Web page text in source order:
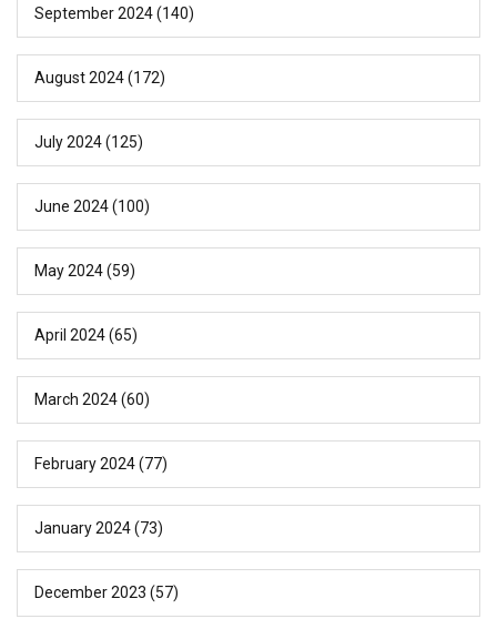
September 2024(140)
August 2024(172)
July 2024(125)
June 2024(100)
May 2024(59)
April 2024(65)
March 2024(60)
February 2024(77)
January 2024(73)
December 2023 (57)